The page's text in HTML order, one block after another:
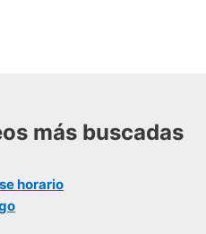
más buscadas
horario